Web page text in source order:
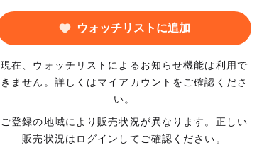
ウォッチリストに追加
現在、ウォッチリストによるお知らせ機能は利用で
きません。詳しくはマイアカウントをご確認くださ
い。
ご登録の地域により販売状況が異なります。正しい
販売状況はログインしてご確認ください。